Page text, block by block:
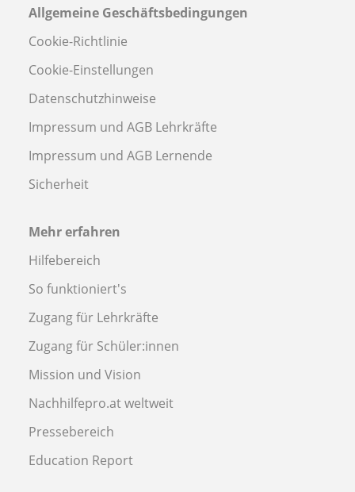
Allgemeine Geschäftsbedingungen
Cookie-Richtlinie
Cookie-Einstellungen
Datenschutzhinweise
Impressum und AGB Lehrkräfte
Impressum und AGB Lernende
Sicherheit
Mehr erfahren
Hilfebereich
So funktioniert's
Zugang für Lehrkräfte
Zugang für Schüler:innen
Mission und Vision
Nachhilfepro.at weltweit
Pressebereich
Education Report